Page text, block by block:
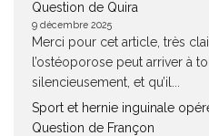
Question de Quira
9 décembre 2025
Merci pour cet article, très
l’ostéoporose peut arriver à
silencieusement, et qu’il...
Sport et hernie inguinale
Question de Françon